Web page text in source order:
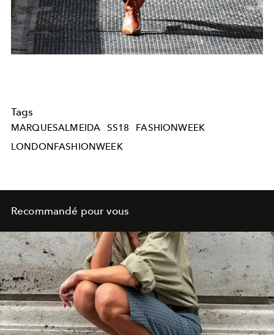
Tags
MARQUESALMEIDA SS18
FASHIONWEEK
LONDONFASHIONWEEK
Recommandé pour vous